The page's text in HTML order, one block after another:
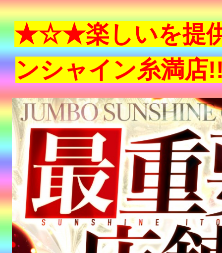
★☆★楽しいを提
ンシャイン糸満